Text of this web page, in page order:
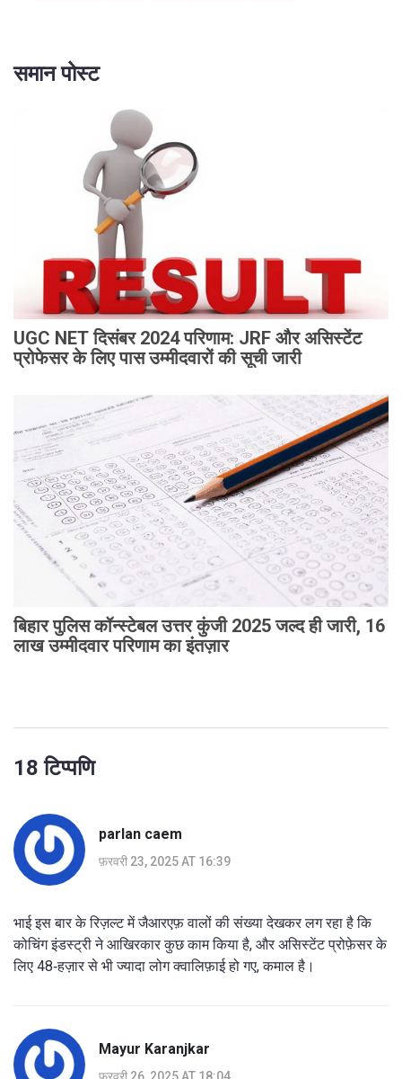
समान पोस्ट
UGC NET दिसंबर 2024 परिणाम: JRF और असिस्टेंट
प्रोफेसर के लिए पास उम्मीदवारों की सूची जारी
बिहार पुलिस कॉन्स्टेबल उत्तर कुंजी 2025 जल्द ही जारी, 16
लाख उम्मीदवार परिणाम का इंतज़ार
18 टिप्पणि
parlan caem
फ़रवरी 23, 2025 AT 16:39
भाई इस बार के रिज़ल्ट में जैआरएफ़ वालों की संख्या देखकर लग रहा है कि
कोचिंग इंडस्ट्री ने आखिरकार कुछ काम किया है, और असिस्टेंट प्रोफ़ेसर के
लिए 48‑हज़ार से भी ज्यादा लोग क्वालिफ़ाई हो गए, कमाल है।
Mayur Karanjkar